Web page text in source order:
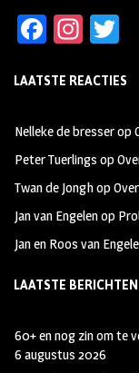
Fa
b
oo
k
In
ag
m
tt
LAATSTE REACTIES
Nelleke de bresserop
Peter Tuerlings op
Twan de Jonghop
Jan van Engelenop
Jan en Roos van
LAATSTE BERICHTEN
60+ en nog zin om te
6 augustus 2026